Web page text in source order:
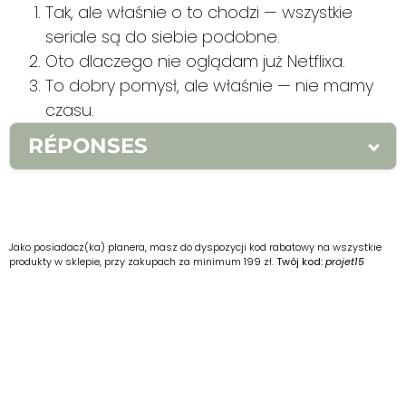
Tak, ale właśnie o to chodzi — wszystkie
seriale są do siebie podobne.
Oto dlaczego nie oglądam już Netflixa.
To dobry pomysł, ale właśnie — nie mamy
czasu.
RÉPONSES
séries finissent par se ressembler. 2. Voilà
pourquoi je ne regarde plus Netflix. 3. C’est
Jako posiadacz(ka) planera, masz do dyspozycji kod rabatowy na wszystkie
produkty w sklepie, przy zakupach za minimum 199 zł.Twój kod:projet15